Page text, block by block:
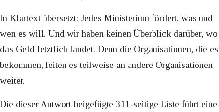
In Klartext übersetzt: Jedes Ministerium fördert, was und
wen es will. Und wir haben keinen Überblick darüber, wo
das Geld letztlich landet. Denn die Organisationen, die es
bekommen, leiten es teilweise an andere Organisationen
weiter.
Die dieser Antwort beigefügte 311-seitige Liste führt eine